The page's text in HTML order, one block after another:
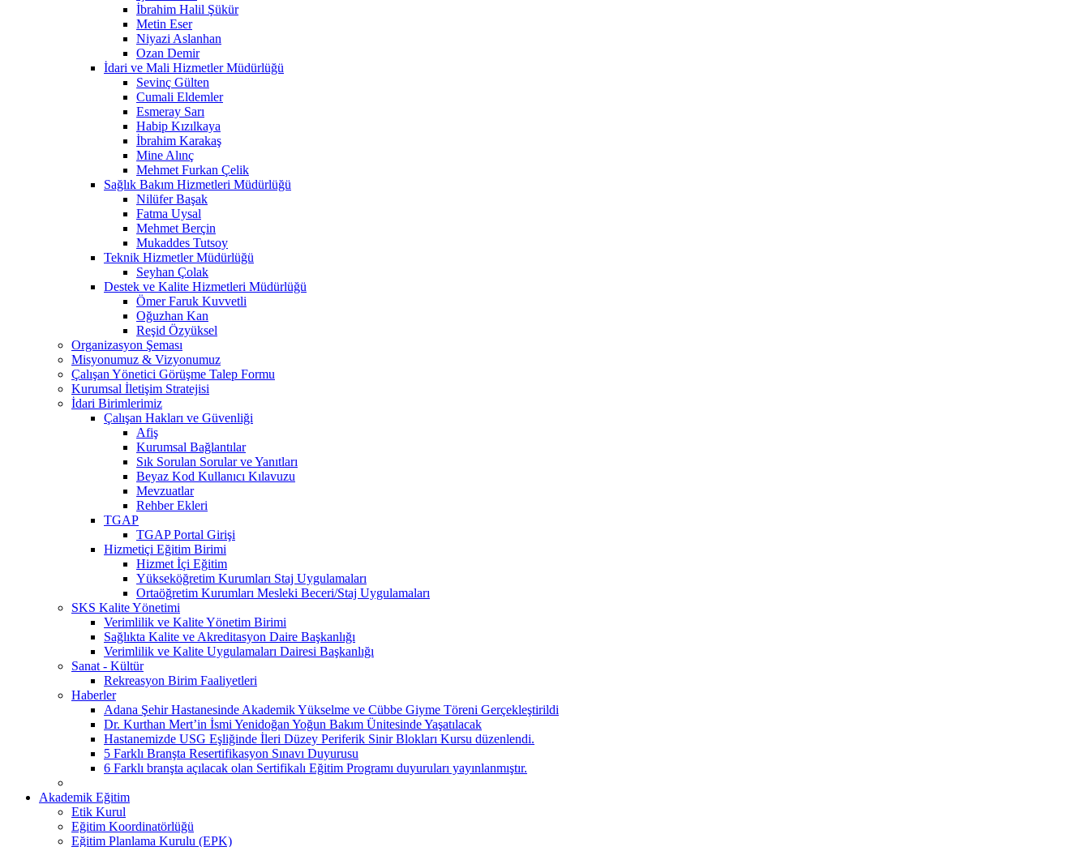
İbrahim Halil Şükür
Metin Eser
Niyazi Aslanhan
Ozan Demir
İdari ve Mali Hizmetler Müdürlüğü
Sevinç Gülten
Cumali Eldemler
Esmeray Sarı
Habip Kızılkaya
İbrahim Karakaş
Mine Alınç
Mehmet Furkan Çelik
Sağlık Bakım Hizmetleri Müdürlüğü
Nilüfer Başak
Fatma Uysal
Mehmet Berçin
Mukaddes Tutsoy
Teknik Hizmetler Müdürlüğü
Seyhan Çolak
Destek ve Kalite Hizmetleri Müdürlüğü
Ömer Faruk Kuvvetli
Oğuzhan Kan
Reşid Özyüksel
Organizasyon Şeması
Misyonumuz & Vizyonumuz
Çalışan Yönetici Görüşme Talep Formu
Kurumsal İletişim Stratejisi
İdari Birimlerimiz
Çalışan Hakları ve Güvenliği
Afiş
Kurumsal Bağlantılar
Sık Sorulan Sorular ve Yanıtları
Beyaz Kod Kullanıcı Kılavuzu
Mevzuatlar
Rehber Ekleri
TGAP
TGAP Portal Girişi
Hizmetiçi Eğitim Birimi
Hizmet İçi Eğitim
Yükseköğretim Kurumları Staj Uygulamaları
Ortaöğretim Kurumları Mesleki Beceri/Staj Uygulamaları
SKS Kalite Yönetimi
Verimlilik ve Kalite Yönetim Birimi
Sağlıkta Kalite ve Akreditasyon Daire Başkanlığı
Verimlilik ve Kalite Uygulamaları Dairesi Başkanlığı
Sanat - Kültür
Rekreasyon Birim Faaliyetleri
Haberler
Adana Şehir Hastanesinde Akademik Yükselme ve Cübbe Giyme Töreni Gerçekleştirildi
Dr. Kurthan Mert’in İsmi Yenidoğan Yoğun Bakım Ünitesinde Yaşatılacak
Hastanemizde USG Eşliğinde İleri Düzey Periferik Sinir Blokları Kursu düzenlendi.
5 Farklı Branşta Resertifikasyon Sınavı Duyurusu
6 Farklı branşta açılacak olan Sertifikalı Eğitim Programı duyuruları yayınlanmıştır.
Akademik Eğitim
Etik Kurul
Eğitim Koordinatörlüğü
Eğitim Planlama Kurulu (EPK)